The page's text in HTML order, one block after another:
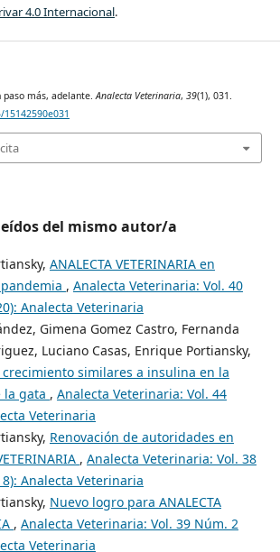
4.0 Internacional.
paso más, adelante.Analecta Veterinaria, 39(1), 031.
del mismo autor/a
ANALECTA VETERINARIA en
, Analecta Veterinaria: Vol. 40
Analecta Veterinaria
Gimena Gomez Castro, Fernanda
Luciano Casas, Enrique Portiansky,
crecimiento similares a insulina en la
la gata , Analecta Veterinaria: Vol. 44
Veterinaria
Renovación de autoridades en
, Analecta Veterinaria: Vol. 38
Analecta Veterinaria
Nuevo logro para ANALECTA
, Analecta Veterinaria: Vol. 39 Núm. 2
Veterinaria